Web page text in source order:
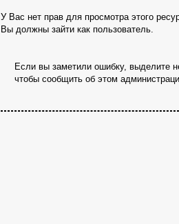
У Вас нет прав для просмотра этого
Вы должны зайти как пользователь.
Если вы заметили ошибку, выделите
чтобы сообщить об этом